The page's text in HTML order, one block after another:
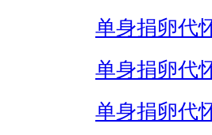
单身捐卵代
单身捐卵代
单身捐卵代